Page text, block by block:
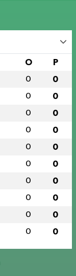
O P
0 0
0 0
0 0
0 0
0 0
0 0
0 0
0 0
0 0
0 0